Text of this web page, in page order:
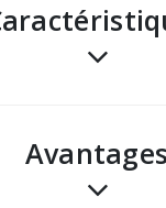
avantages